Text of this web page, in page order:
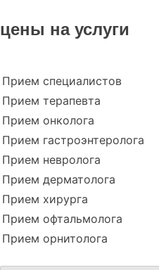
цены на услуги
Прием специалистов
Прием терапевта
Прием онколога
Прием гастроэнтеролога
Прием невролога
Прием дерматолога
Прием хирурга
Прием офтальмолога
Прием орнитолога